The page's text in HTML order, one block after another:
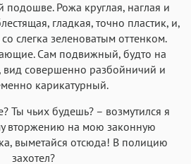
подошве. Рожа круглая, наглая и
гладкая, точно пластик, и,
слегка зеленоватым оттенком.
Сам подвижный, будто на
совершенно разбойничий и
карикатурный.
Ты чьих будешь? – возмутился я
вторжению на мою законную
выметайся отсюда! В полицию
захотел?